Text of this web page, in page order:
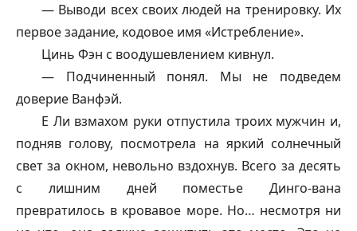
— Выводи всех своих людей на тренировку. Их
первое задание, кодовое имя «Истребление».
Цинь Фэн с воодушевлением кивнул.
— Подчиненный понял. Мы не подведем
доверие Ванфэй.
Е Ли взмахом руки отпустила троих мужчин и,
подняв голову, посмотрела на яркий солнечный
свет за окном, невольно вздохнув. Всего за десять
с лишним дней поместье Динго-вана
превратилось в кровавое море. Но… несмотря ни